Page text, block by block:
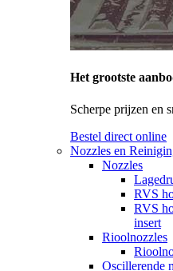
Het grootste
Scherpe prijzen en
Bestel direct online
Nozzles en
Nozzles
RVS
RVS
insert
Rioolnozzles
Oscillerende